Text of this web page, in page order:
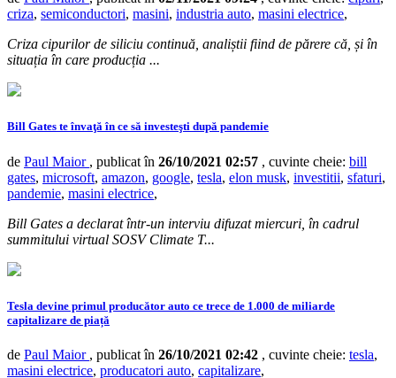
criza, semiconductori, masini, industria auto, masini electrice,
Criza cipurilor de siliciu continuă, analiștii fiind de părere că, și în
situația în care producția ...
Bill Gates te învaţă în ce să investeşti după pandemie
de Paul Maior , publicat în 26/10/2021 02:57 , cuvinte cheie: bill
gates, microsoft, amazon, google, tesla, elon musk, investitii, sfaturi,
pandemie, masini electrice,
Bill Gates a declarat într-un interviu difuzat miercuri, în cadrul
summitului virtual SOSV Climate T...
Tesla devine primul producător auto ce trece de 1.000 de miliarde
capitalizare de piață
de Paul Maior , publicat în 26/10/2021 02:42 , cuvinte cheie: tesla,
masini electrice, producatori auto, capitalizare,